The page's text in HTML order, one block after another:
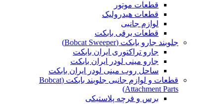
قطعات موتور
قطعات هیدرولیک
لوازم جانبی
قطعات برقی بابکت
جلوبند جارو بابکت (Bobcat Sweeper)
جارو تراکتوری ایران بابکت
جارو مینی لودر ایران بابکت
ساحل روب مینی لودر ایران بابکت
قطعات و لوازم جانبی جلوبند بابکت (Bobcat
Attachment Parts)
برس و فرچه پلاستیکی